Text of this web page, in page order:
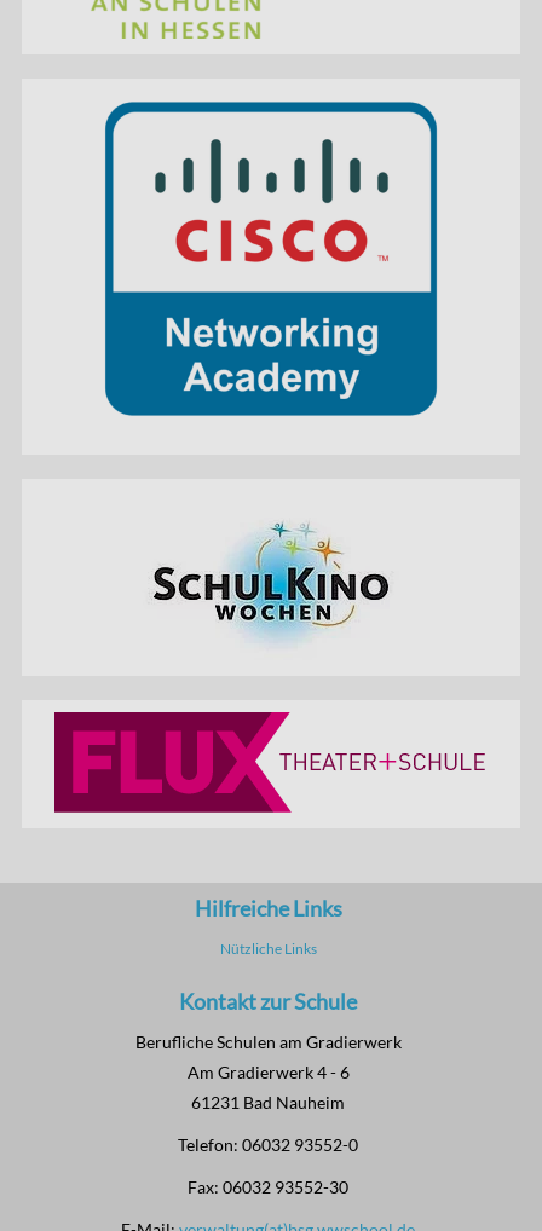
Hilfreiche Links
Nützliche Links
Kontakt zur Schule
Berufliche Schulen am Gradierwerk
Am Gradierwerk 4 - 6
61231 Bad Nauheim
Telefon: 06032 93552-0
Fax: 06032 93552-30